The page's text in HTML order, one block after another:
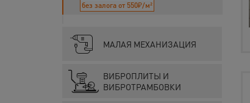
без залога от 550₽/м²
МАЛАЯ МЕХАНИЗАЦИЯ
ВИБРОПЛИТЫ И
ВИБРОТРАМБОВКИ